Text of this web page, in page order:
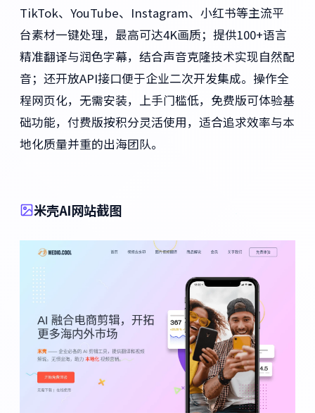
TikTok、YouTube、Instagram、小红书等主流平
台素材一键处理，最高可达4K画质；提供100+语言
精准翻译与润色字幕，结合声音克隆技术实现自然配
音；还开放API接口便于企业二次开发集成。操作全
程网页化，无需安装，上手门槛低，免费版可体验基
础功能，付费版按积分灵活使用，适合追求效率与本
地化质量并重的出海团队。
米壳AI网站截图